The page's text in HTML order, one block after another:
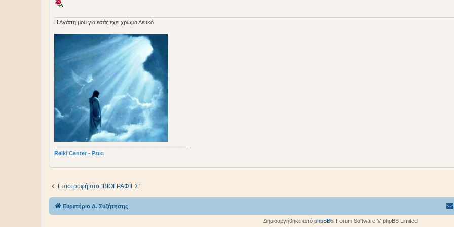
H Aγάπη μου για εσάς έχει χρώμα Λευκό
Reiki Center - Ρεικι
Επιστροφή στο “BIOΓΡΑΦΙΕΣ”
Ευρετήριο Δ. Συζήτησης
Δημιουργήθηκε από phpBB® Forum Software © phpBB Limited